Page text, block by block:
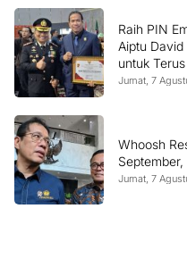
Raih PIN
Aiptu
untuk
Jumat, 7
Whoosh
Jumat, 7